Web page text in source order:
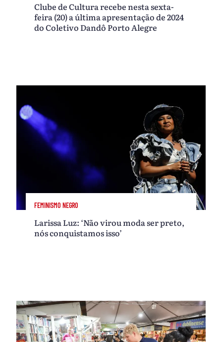
Clube de Cultura recebe nesta sexta-
feira (20) a última apresentação de 2024
do Coletivo Dandô Porto Alegre
FEMINISMO NEGRO
Larissa Luz: ‘Não virou moda ser preto,
nós conquistamos isso’